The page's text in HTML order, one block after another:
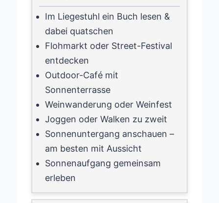
Im Liegestuhl ein Buch lesen &
dabei quatschen
Flohmarkt oder Street-Festival
entdecken
Outdoor-Café mit
Sonnenterrasse
Weinwanderung oder Weinfest
Joggen oder Walken zu zweit
Sonnenuntergang anschauen –
am besten mit Aussicht
Sonnenaufgang gemeinsam
erleben